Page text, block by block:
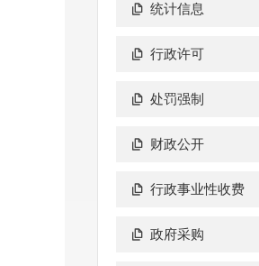
统计信息
行政许可
处罚强制
财政公开
行政事业性收费
政府采购